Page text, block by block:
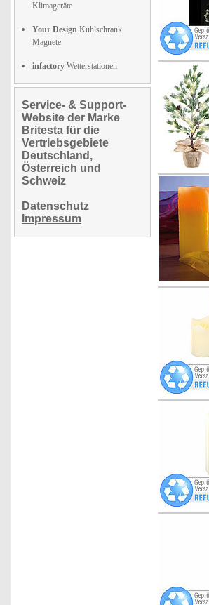
Klimageräte
Your Design Kühlschrank
Magnete
infactory Wetterstationen
Service- & Support-
Website der Marke
Britesta für die
Vertriebsgebiete
Deutschland,
Österreich und
Schweiz
Datenschutz
Impressum